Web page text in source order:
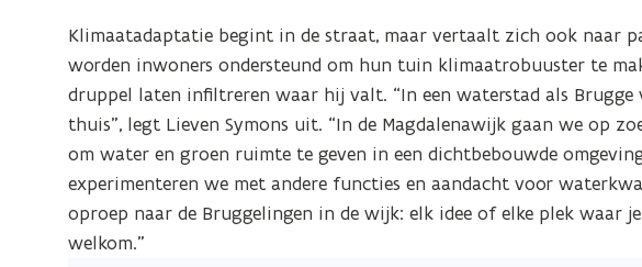
i
n
n
i
e
u
w
v
Klimaatadaptatie begint in de straat, maar vertaalt zich ook naar
worden inwoners ondersteund om hun tuin klimaatrobuuster te
druppel laten infiltreren waar hij valt. “In een waterstad als Brugge
thuis”, legt Lieven Symons uit. “In de Magdalenawijk gaan we op
om water en groen ruimte te geven in een dichtbebouwde
experimenteren we met andere functies en aandacht voor
oproep naar de Bruggelingen in de wijk: elk idee of elke plek waar
welkom.”